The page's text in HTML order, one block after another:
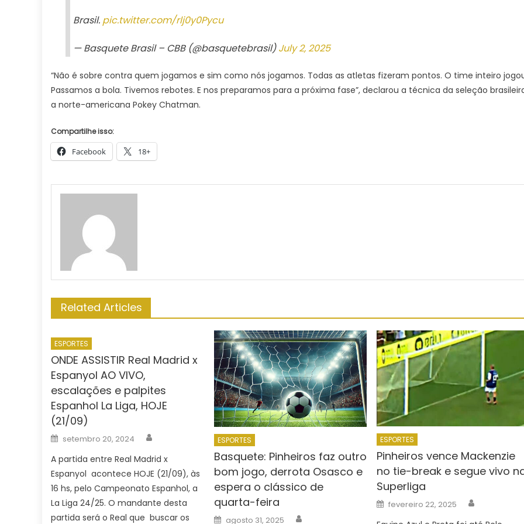
Brasil. pic.twitter.com/rlj0y0Pycu
— Basquete Brasil – CBB (@basquetebrasil)July 2, 2025
“Não é sobre contra quem jogamos e sim como nós jogamos. Todas as atletas fizeram pontos. O time inteiro
Passamos a bola. Tivemos rebotes. E nos preparamos para a próxima fase”, declarou a técnica da seleção
a norte-americana Pokey Chatman.
Compartilhe isso:
Facebook 18+
Related Articles
ESPORTES
ONDE ASSISTIR Real Madrid x
Espanyol AO VIVO,
escalações e palpites
Espanhol La Liga, HOJE
(21/09)
Posted
on
setembro 20, 2024
A partida entre Real Madrid x
Espanyol acontece HOJE (21/09), às
16 hs, pelo Campeonato Espanhol, a
La Liga 24/25. O mandante desta
partida será o Real que buscar os
ESPORTES
Basquete: Pinheiros faz outro
bom jogo, derrota Osasco e
espera o clássico de
quarta-feira
Posted
agosto 31, 2025
ESPORTES
Pinheiros vence Mackenzie
no tie-break e segue vivo
Superliga
Posted
on
fevereiro 22, 2025